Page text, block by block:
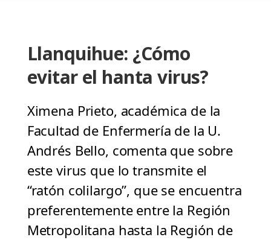
Llanquihue: ¿Cómo
evitar el hanta virus?
Ximena Prieto, académica de la
Facultad de Enfermería de la U.
Andrés Bello, comenta que sobre
este virus que lo transmite el
“ratón colilargo”, que se encuentra
preferentemente entre la Región
Metropolitana hasta la Región de